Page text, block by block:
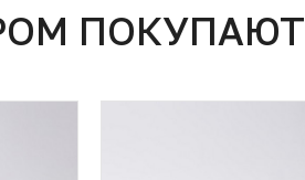
ПОКУПАЮТ